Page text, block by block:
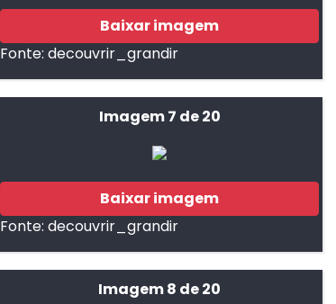
Baixar imagem
Fonte:decouvrir_grandir
Imagem 7 de 20
Baixar imagem
Fonte:decouvrir_grandir
Imagem 8 de 20